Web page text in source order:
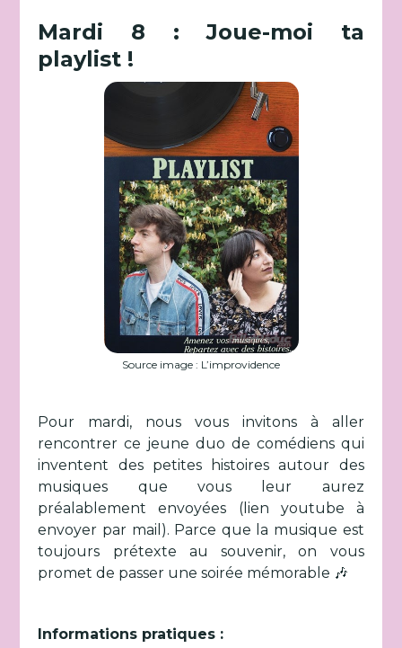
Mardi 8 : Joue-moi ta
playlist !
Source image : L’improvidence
Pour mardi, nous vous invitons à aller
rencontrer ce jeune duo de comédiens qui
inventent des petites histoires autour des
musiques que vous leur aurez
préalablement envoyées (lien youtube à
envoyer par mail). Parce que la musique est
toujours prétexte au souvenir, on vous
promet de passer une soirée mémorable 🎶
Informations pratiques :